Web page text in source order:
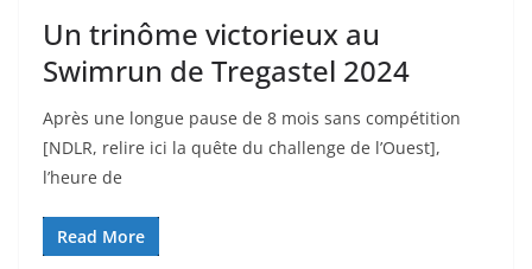
Un trinôme victorieux au
Swimrun de Tregastel 2024
Après une longue pause de 8 mois sans compétition
[NDLR, relire ici la quête du challenge de l’Ouest],
l’heure de
Read More